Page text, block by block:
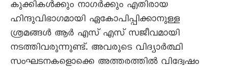
കുക്കികൾക്കും നാഗർക്കും എതിരായ
ഹിന്ദുവിഭാഗമായി ഏകോപിപ്പിക്കാനുള്ള
ശ്രമങ്ങൾ ആർ എസ് എസ് സജീവമായി
നടത്തിവരുന്നുണ്ട്. അവരുടെ വിദ്യാർത്ഥി
സംഘടനകളൊക്കെ അത്തരത്തിൽ വിദ്വേഷം